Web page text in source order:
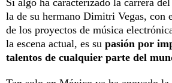
la de su hermano Dimitri Vegas, con
de los proyectos de música
la escena actual, es su pasión por
talentos de cualquier parte del